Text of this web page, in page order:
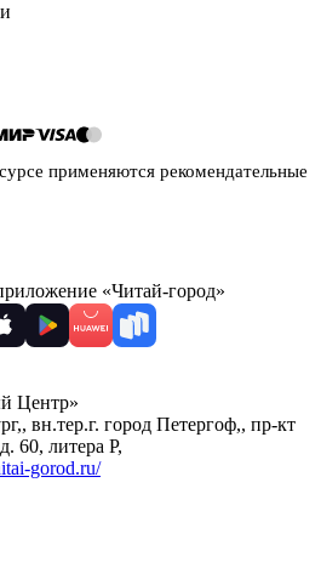
применяются рекомендательные
«Читай-город»
Центр»
, вн.тер.г. город Петергоф,, пр-кт
60, литера Р,
gorod.ru/